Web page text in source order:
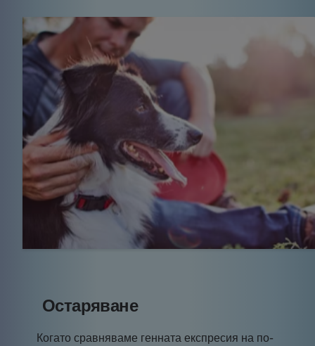
Остаряване
Когато сравняваме генната експресия на по-